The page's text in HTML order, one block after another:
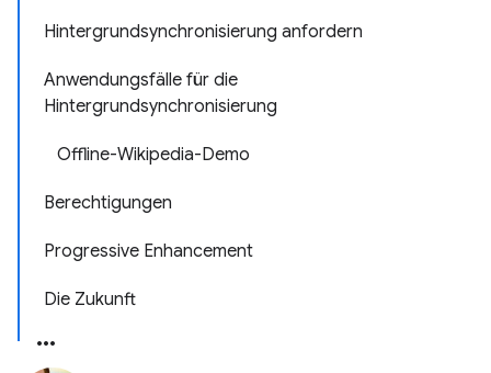
Hintergrundsynchronisierung anfordern
Anwendungsfälle für die
Hintergrundsynchronisierung
Offline-Wikipedia-Demo
Berechtigungen
Progressive Enhancement
Die Zukunft